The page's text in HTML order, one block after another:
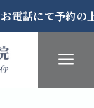
電話にて予約の